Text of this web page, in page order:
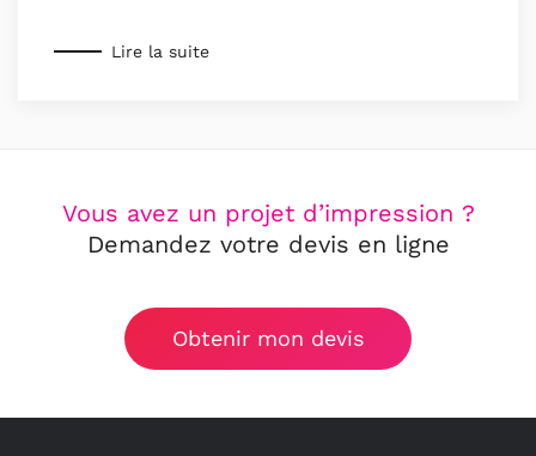
Lire la suite
Vous avez un projet d’impression ?
Demandez votre devis en ligne
Obtenir mon devis